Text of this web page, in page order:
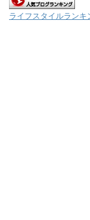
ライフスタイルランキ